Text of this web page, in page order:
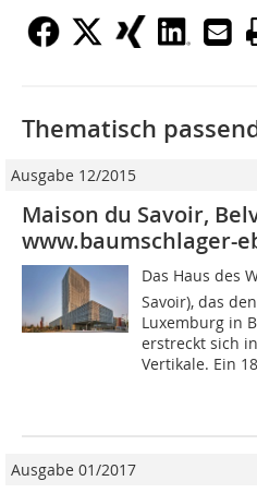
Thematisch
Ausgabe 12/2015
Maison du Savoir,
www.baumschlager-
Das Haus des
Savoir), das
Luxemburg in
erstreckt sich
Vertikale. Ein
Ausgabe 01/2017